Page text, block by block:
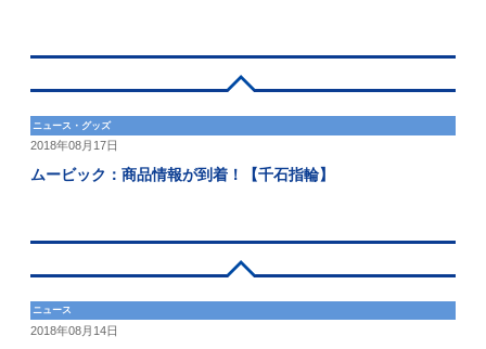
ニュース・グッズ
2018年08月17日
ムービック：商品情報が到着！【千石指輪】
ニュース
2018年08月14日